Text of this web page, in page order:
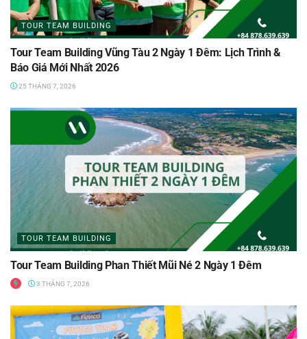
TOUR TEAM BUILDING
Tour Team Building Vũng Tàu 2 Ngày 1 Đêm: Lịch Trình &
Báo Giá Mới Nhất 2026
25 THÁNG 7, 2026
TOUR TEAM BUILDING
Tour Team Building Phan Thiết Mũi Né 2 Ngày 1 Đêm
3 THÁNG 7, 2026